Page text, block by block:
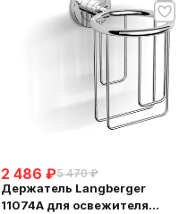
2 486 ₽5 470 ₽
Держатель Langberger
11074A для освежителя